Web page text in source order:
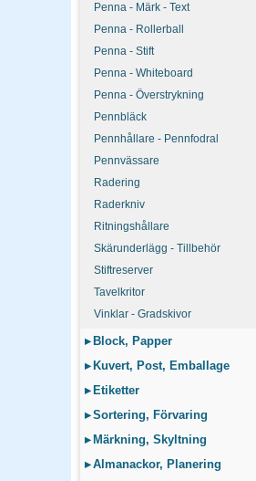
Penna - Märk - Text
Penna - Rollerball
Penna - Stift
Penna - Whiteboard
Penna - Överstrykning
Pennbläck
Pennhållare - Pennfodral
Pennvässare
Radering
Raderkniv
Ritningshållare
Skärunderlägg - Tillbehör
Stiftreserver
Tavelkritor
Vinklar - Gradskivor
▸ Block, Papper
▸ Kuvert, Post, Emballage
▸ Etiketter
▸Sortering, Förvaring
▸ Märkning, Skyltning
▸Almanackor, Planering
Fiberpenna Artline Drawing
0,5mm svart 3-pack